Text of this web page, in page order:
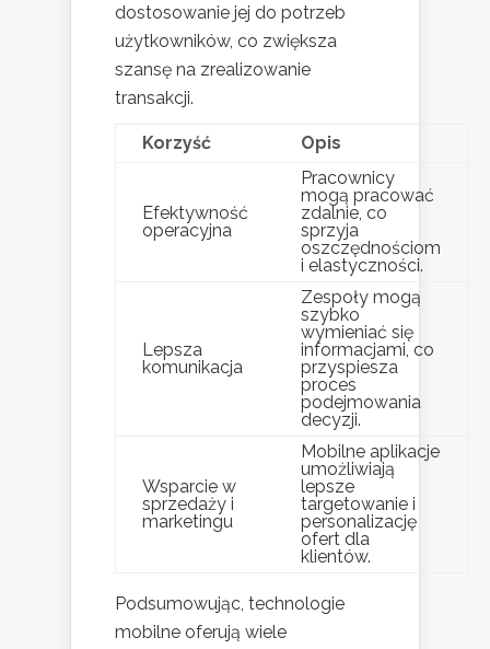
dostosowanie jej do potrzeb
użytkowników, co zwiększa
szansę na zrealizowanie
transakcji.
Korzyść Opis
Efektywność
operacyjna
Pracownicy
mogą pracować
zdalnie, co
sprzyja
oszczędnościom
i elastyczności.
Lepsza
komunikacja
Zespoły mogą
szybko
wymieniać się
informacjami, co
przyspiesza
proces
podejmowania
decyzji.
Wsparcie w
sprzedaży i
marketingu
Mobilne aplikacje
umożliwiają
lepsze
targetowanie i
personalizację
ofert dla
klientów.
Podsumowując, technologie
mobilne oferują wiele